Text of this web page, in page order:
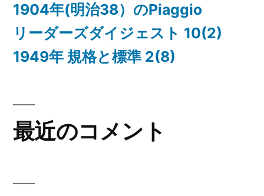
1904年(明治38）のPiaggio
リーダーズダイジェスト 10(2)
1949年 規格と標準 2(8)
最近のコメント